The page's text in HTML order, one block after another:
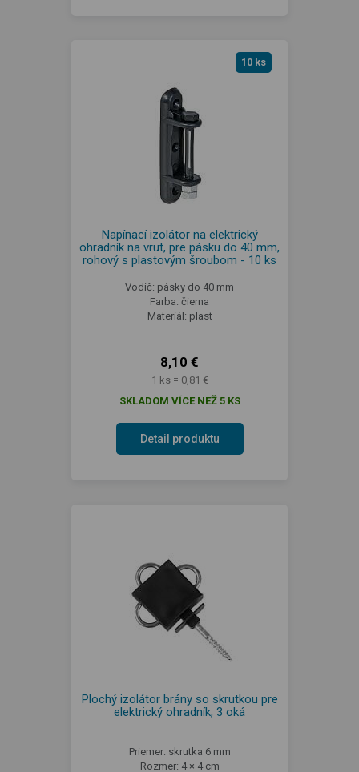
10 ks
Napínací izolátor na elektrický
ohradník na vrut, pre pásku do 40 mm,
rohový s plastovým šroubom - 10 ks
Vodič: pásky do 40 mm
Farba: čierna
Materiál: plast
8,10 €
1 ks = 0,81 €
SKLADOM VÍCE NEŽ 5 KS
Detail produktu
Plochý izolátor brány so skrutkou pre
elektrický ohradník, 3 oká
Priemer: skrutka 6 mm
Rozmer: 4 × 4 cm